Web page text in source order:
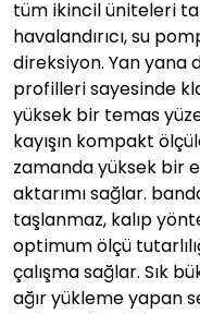
tüm ikincil üniteleri
havalandırıcı, su
direksiyon. Yan yana
profilleri sayesinde
yüksek bir temas
kayışın kompakt
zamanda yüksek bir
aktarımı sağlar.
taşlanmaz, kalıp
optimum ölçü
çalışma sağlar. Sık
ağır yükleme yapan